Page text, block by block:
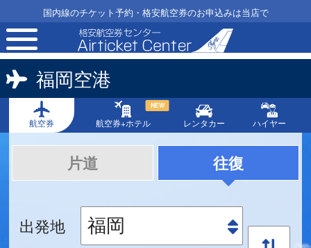
国内線のチケット予約・格安航空券のお申込みは当店で
toggle
navigation
福岡空港
航空券 航空券+ホテル
NEW
レンタカー ハイヤー
片道 往復
出発地